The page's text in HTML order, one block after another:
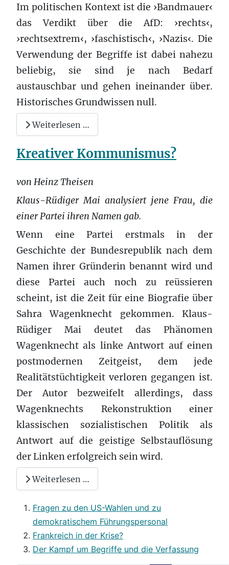
Im politischen Kontext ist die ›Bandmauer‹
das Verdikt über die AfD: ›rechts‹,
›rechtsextrem‹, ›faschistisch‹, ›Nazis‹. Die
Verwendung der Begriffe ist dabei nahezu
beliebig, sie sind je nach Bedarf
austauschbar und gehen ineinander über.
Historisches Grundwissen null.
Weiterlesen …
Kreativer Kommunismus?
von Heinz Theisen
Klaus-Rüdiger Mai analysiert jene Frau, die
einer Partei ihren Namen gab.
Wenn eine Partei erstmals in der
Geschichte der Bundesrepublik nach dem
Namen ihrer Gründerin benannt wird und
diese Partei auch noch zu reüssieren
scheint, ist die Zeit für eine Biografie über
Sahra Wagenknecht gekommen. Klaus-
Rüdiger Mai deutet das Phänomen
Wagenknecht als linke Antwort auf einen
postmodernen Zeitgeist, dem jede
Realitätstüchtigkeit verloren gegangen ist.
Der Autor bezweifelt allerdings, dass
Wagenknechts Rekonstruktion einer
klassischen sozialistischen Politik als
Antwort auf die geistige Selbstauflösung
der Linken erfolgreich sein wird.
Weiterlesen …
Fragen zu den US-Wahlen und zu
demokratischem Führungspersonal
Frankreich in der Krise?
Der Kampf um Begriffe und die Verfassung